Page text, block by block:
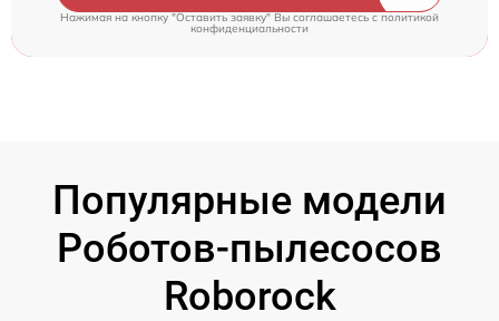
Нажимая на кнопку "Оставить заявку" Вы соглашаетесь cполитикой
конфиденциальности
Популярные модели
Роботов-пылесосов
Roborock